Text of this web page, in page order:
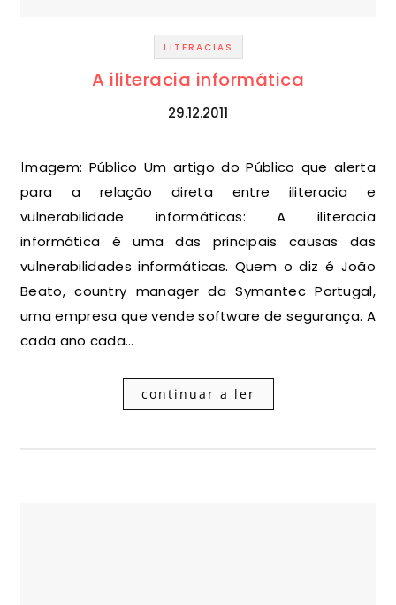
LITERACIAS
A iliteracia informática
29.12.2011
Imagem: Público Um artigo do Público que alerta
para a relação direta entre iliteracia e
vulnerabilidade informáticas: A iliteracia
informática é uma das principais causas das
vulnerabilidades informáticas. Quem o diz é João
Beato, country manager da Symantec Portugal,
uma empresa que vende software de segurança. A
cada ano cada…
continuar a ler